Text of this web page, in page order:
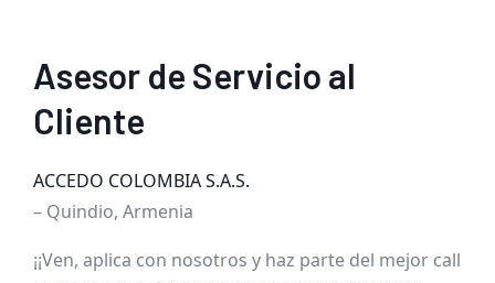
Asesor de Servicio al
Cliente
ACCEDO COLOMBIA S.A.S.
– Quindio, Armenia
¡¡Ven, aplica con nosotros y haz parte del mejor call